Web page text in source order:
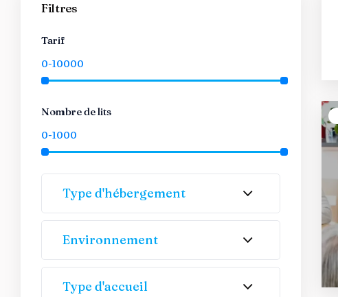
Filtres
Tarif
Nombre de lits
Type d'hébergement
Environnement
Type d'accueil